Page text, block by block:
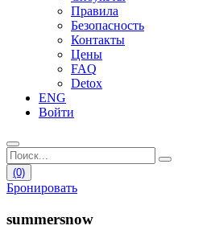
Правила
Безопасность
Контакты
Цены
FAQ
Detox
ENG
Войти
(0)
Бронировать
summersnow